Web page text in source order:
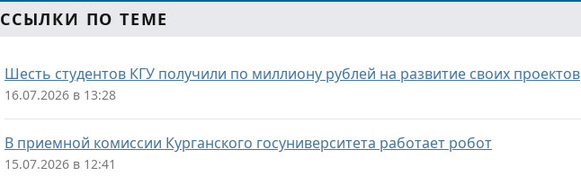
ССЫЛКИ ПО ТЕМЕ
Шесть студентов КГУ получили по миллиону рублей на развитие своих проектов
16.07.2026 в 13:28
В приемной комиссии Курганского госуниверситета работает робот
15.07.2026 в 12:41